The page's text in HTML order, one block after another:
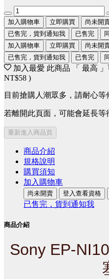
加入購物車 立即購買 尚未開
已售完，貨到通知我
已售完
加入購物車
立即購買 尚未開
已售完，貨到通知我
已售完
加入最愛 此商品 「 最高
NT$58 )
目前搶購人潮眾多，請耐心等
若離開此頁面，可能會延長等
重新進入商品頁
商品介紹
規格說明
購買須知
加入購物車
尚未開賣 登入查看資格
已售完，貨到通知我
商品介紹
Sony EP-